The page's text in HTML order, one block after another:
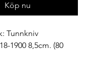
Köp nu
Tunnkniv
1900 8,5cm. (80